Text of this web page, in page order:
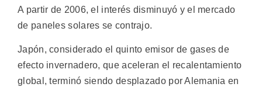
A partir de 2006, el interés disminuyó y el mercado
de paneles solares se contrajo.
Japón, considerado el quinto emisor de gases de
efecto invernadero, que aceleran el recalentamiento
global, terminó siendo desplazado por Alemania en